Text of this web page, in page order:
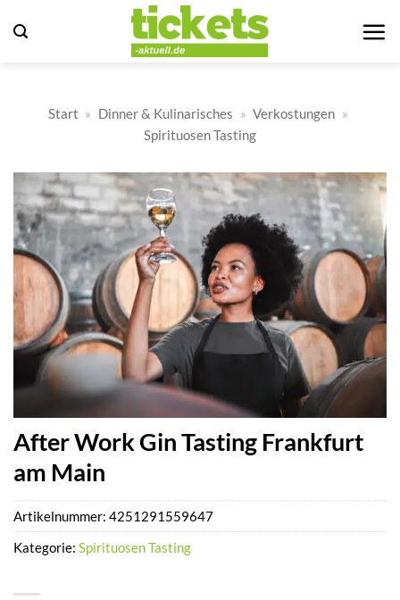
Inhalt
Start » Dinner & Kulinarisches » Verkostungen »
Spirituosen Tasting
After Work Gin Tasting Frankfurt
am Main
Artikelnummer: 4251291559647
Kategorie: Spirituosen Tasting